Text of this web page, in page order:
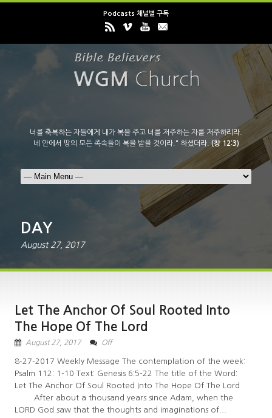
Podcasts 채널별 구독
너를 축복하는 자들에게 내가 복을 주고 너를 저주하는 자를 저주하리라.
네 안에서 땅의 모든 족속들이 복을 받을 것이라." 하셨더라.(창 12:3)
DAY
August 27, 2017
Let The Anchor Of Soul Rooted Into
The Hope Of The Lord
August 27, 2017 Off
8-27-2017 Weekly Message The contemplation of the week:
Psalm 112: 1-10 Text: Genesis 6:5-22 The title of the Word:
Let The Anchor Of Soul Rooted Into The Hope Of The Lord
After about a thousand years since Adam, when the
LORD God saw that the thoughts and imaginations of...